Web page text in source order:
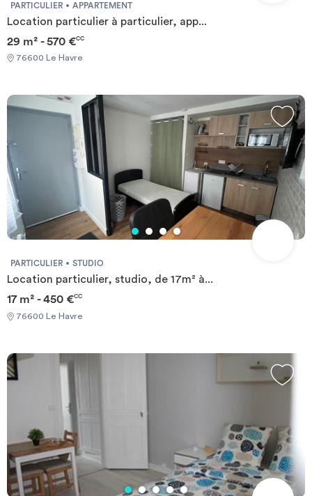
PARTICULIER APPARTEMENT
Location particulier à particulier, app...
29 m² - 570 €CC
76600 Le Havre
PARTICULIER STUDIO
Location particulier, studio, de 17m² à...
17 m² - 450 €CC
76600 Le Havre